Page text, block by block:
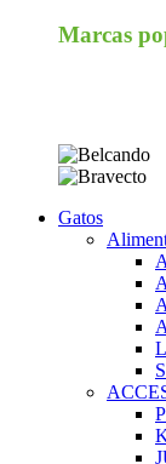
Marcas
Gatos